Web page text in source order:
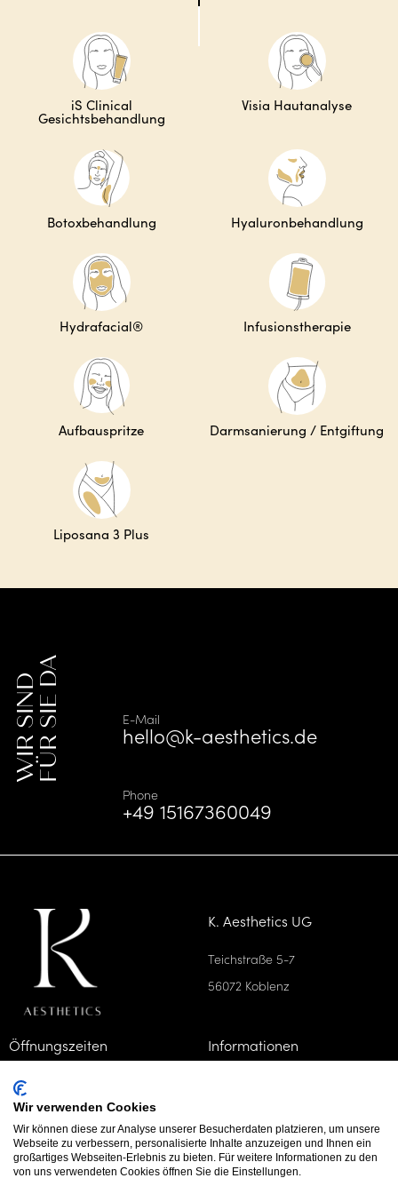
iS Clinical
Gesichtsbehandlung
Visia Hautanalyse
Botoxbehandlung Hyaluronbehandlung
Hydrafacial® Infusionstherapie
Aufbauspritze Darmsanierung / Entgiftung
Liposana 3 Plus
WIR SINDFÜR SIE DA E-Mail
hello@k-aesthetics.de
Phone
+49 15167360049
K. Aesthetics UG
Teichstraße 5-7
56072 Koblenz
Öffnungszeiten
Mo, Mi, Fr
Die, Do
09 - 14 Uhr
Informationen
Rechtliches Folgen Sie uns
Wir verwenden Cookies
Wir können diese zur Analyse unserer Besucherdaten platzieren, um unsere
Webseite zu verbessern, personalisierte Inhalte anzuzeigen und Ihnen ein
großartiges Webseiten-Erlebnis zu bieten. Für weitere Informationen zu den
von uns verwendeten Cookies öffnen Sie die Einstellungen.